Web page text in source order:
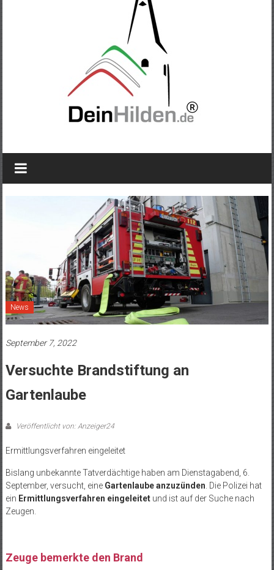
News
September 7, 2022
Versuchte Brandstiftung an
Gartenlaube
Veröffentlicht von: Anzeiger24
Ermittlungsverfahren eingeleitet
Bislang unbekannte Tatverdächtige haben am Dienstagabend, 6.
September, versucht, eine Gartenlaube anzuzünden . Die Polizei hat
ein Ermittlungsverfahren eingeleitetund ist auf der Suche nach
Zeugen.
Zeuge bemerkte den Brand